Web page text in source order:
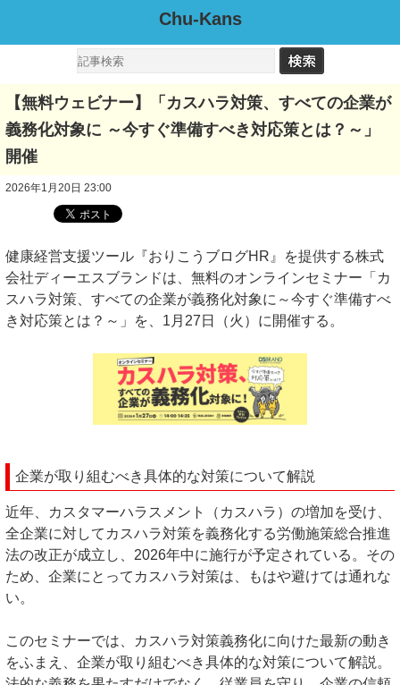
Chu-Kans
【無料ウェビナー】「カスハラ対策、すべての企業が
義務化対象に ～今すぐ準備すべき対応策とは？～」
開催
2026年1月20日 23:00
健康経営支援ツール『おりこうブログHR』を提供する株式
会社ディーエスブランドは、無料のオンラインセミナー「カ
スハラ対策、すべての企業が義務化対象に～今すぐ準備すべ
き対応策とは？～」を、1月27日（火）に開催する。
企業が取り組むべき具体的な対策について解説
近年、カスタマーハラスメント（カスハラ）の増加を受け、
全企業に対してカスハラ対策を義務化する労働施策総合推進
法の改正が成立し、2026年中に施行が予定されている。その
ため、企業にとってカスハラ対策は、もはや避けては通れな
い。
このセミナーでは、カスハラ対策義務化に向けた最新の動き
をふまえ、企業が取り組むべき具体的な対策について解説。